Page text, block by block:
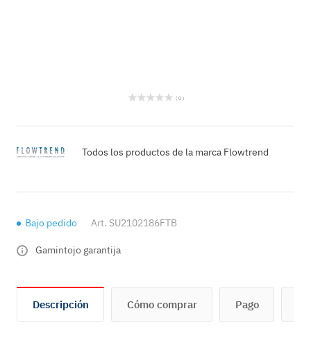
( 0 )
Todos los productos de la marca Flowtrend
Bajo pedido Art. SU2102186FTB
Gamintojo garantija
Descripción Cómo comprar Pago